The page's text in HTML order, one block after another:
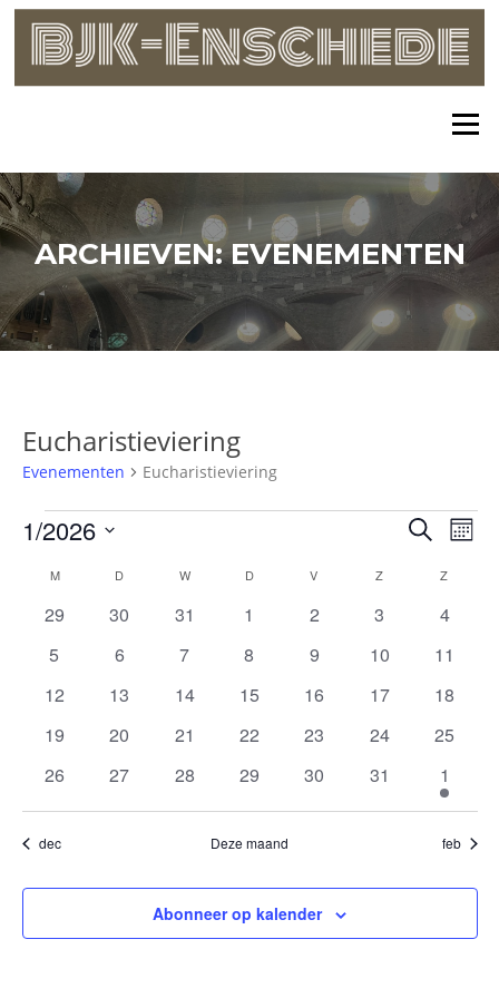
Skip
content
Menu
ARCHIEVEN:EVENEMENTEN
Eucharistieviering
Evenementen Eucharistieviering
Evenementen Zoeken
1/2026
datum.
Kalender
van
M MAANDAG
D DINSDAG
W WOENSDAG
D DONDERDAG
V VRIJDAG
Z ZATERDAG
Z
0
29
0
30
0
31
0
1
0
2
0
3
0
4
0
5
0
6
0
7
0
8
0
9
0
10
0
11
0
12
0
13
0
14
0
15
0
16
0
17
0
18
0
19
0
20
0
21
0
22
0
23
0
24
0
25
0
26
0
27
0
28
0
29
0
30
0
evenementen
31
1
1
dec Deze maand feb
Abonneer op kalender